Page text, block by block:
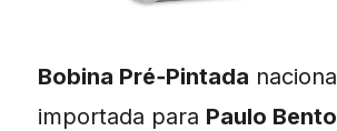
Bobina Pré‑Pintada
importada para Paulo Bento